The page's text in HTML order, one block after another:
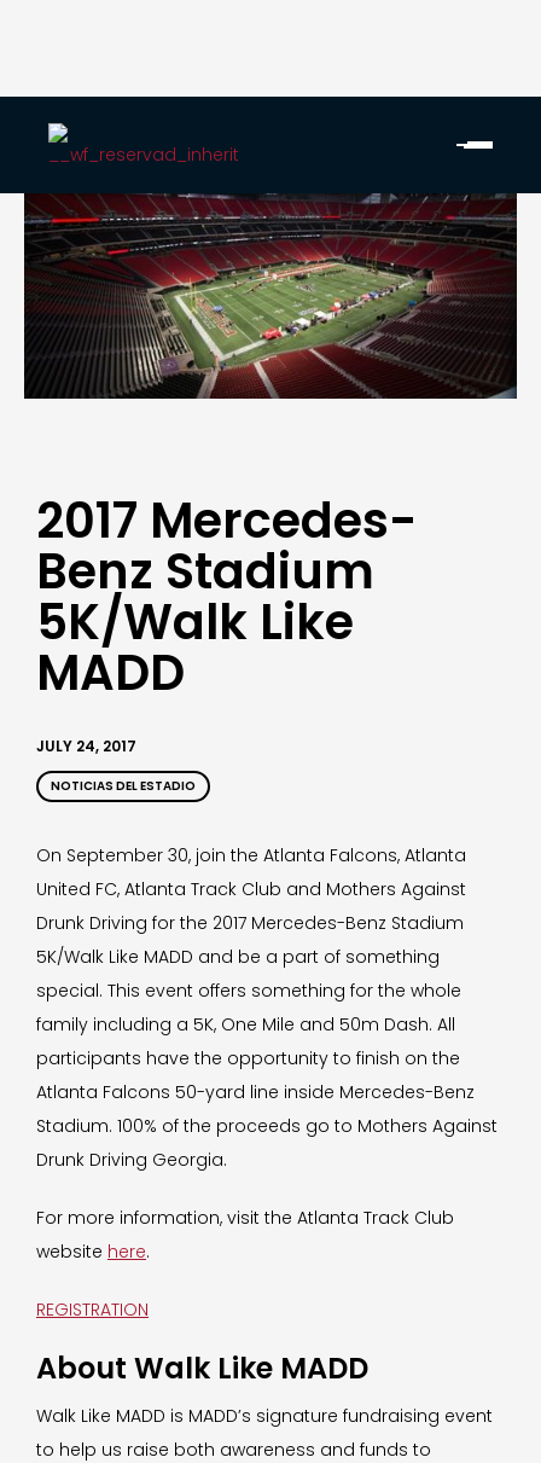
2017 Mercedes-
Benz Stadium
5K/Walk Like
MADD
JULY 24, 2017
NOTICIAS DEL ESTADIO
On September 30, join the Atlanta Falcons, Atlanta
United FC, Atlanta Track Club and Mothers Against
Drunk Driving for the 2017 Mercedes-Benz Stadium
5K/Walk Like MADD and be a part of something
special. This event offers something for the whole
family including a 5K, One Mile and 50m Dash. All
participants have the opportunity to finish on the
Atlanta Falcons 50-yard line inside Mercedes-Benz
Stadium. 100% of the proceeds go to Mothers Against
Drunk Driving Georgia.
For more information, visit the Atlanta Track Club
website here.
REGISTRATION
About Walk Like MADD
Walk Like MADD is MADD’s signature fundraising event
to help us raise both awareness and funds to